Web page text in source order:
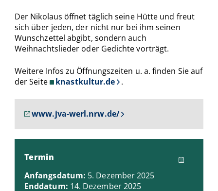
Der Nikolaus öffnet täglich seine Hütte und freut
sich über jeden, der nicht nur bei ihm seinen
Wunschzettel abgibt, sondern auch
Weihnachtslieder oder Gedichte vorträgt.
Weitere Infos zu Öffnungszeiten u. a. finden Sie auf
der Seite
knastkultur.de .
www.jva-werl.nrw.de/
Termin
Anfangsdatum: 5. Dezember 2025
Enddatum: 14. Dezember 2025